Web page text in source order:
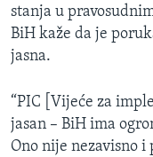
stanja u
BiH kaže da je
jasna.
“PIC [Vijeće za
jasan – BiH ima
Ono nije nezavisno